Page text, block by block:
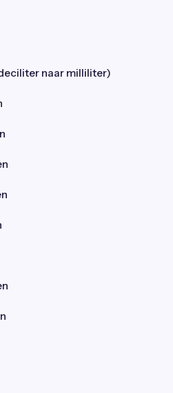
naar milliliter)